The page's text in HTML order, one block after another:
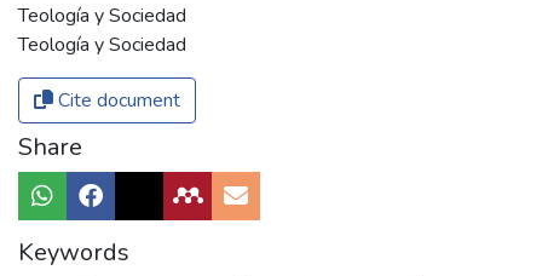
Teología y Sociedad
Teología y Sociedad
Cite document
Share
Keywords